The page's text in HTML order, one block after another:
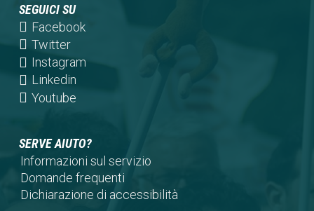
SEGUICI SU
Facebook(opens
a
Twitter(opens
in
a
new
Instagram(opens
Linkedin(opens
in
tab)
Youtube(opens
new
tab)
SERVE AIUTO?
Informazioni sul servizio
Domande frequenti
Dichiarazione di accessibilità